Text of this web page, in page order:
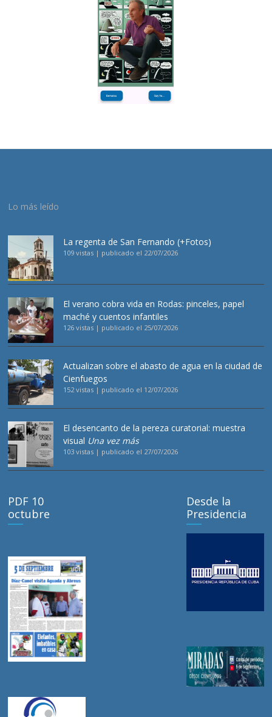
Lo más leído
La regenta de San Fernando (+Fotos)
109 vistas | publicado el 22/07/2026
El verano cobra vida en Rodas: pinceles, papel
maché y cuentos infantiles
126 vistas | publicado el 25/07/2026
Actualizan sobre el abasto de agua en la ciudad de
Cienfuegos
152 vistas | publicado el 12/07/2026
El desencanto de la pereza curatorial: muestra
visual Una vez más
103 vistas | publicado el 27/07/2026
PDF 10
octubre
Desde la
Presidencia